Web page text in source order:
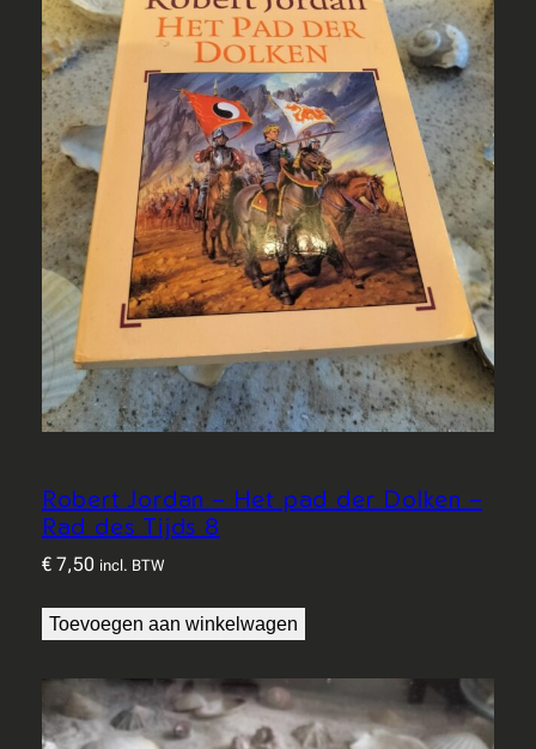
Robert Jordan – Het pad der Dolken –
Rad des Tijds 8
€7,50 incl. BTW
Toevoegen aan winkelwagen